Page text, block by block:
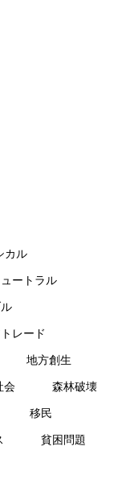
カル
ートラル
レード
地方創生
会 森林破壊
移民
貧困問題